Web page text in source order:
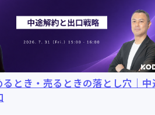
るとき・売るときの落とし穴｜中